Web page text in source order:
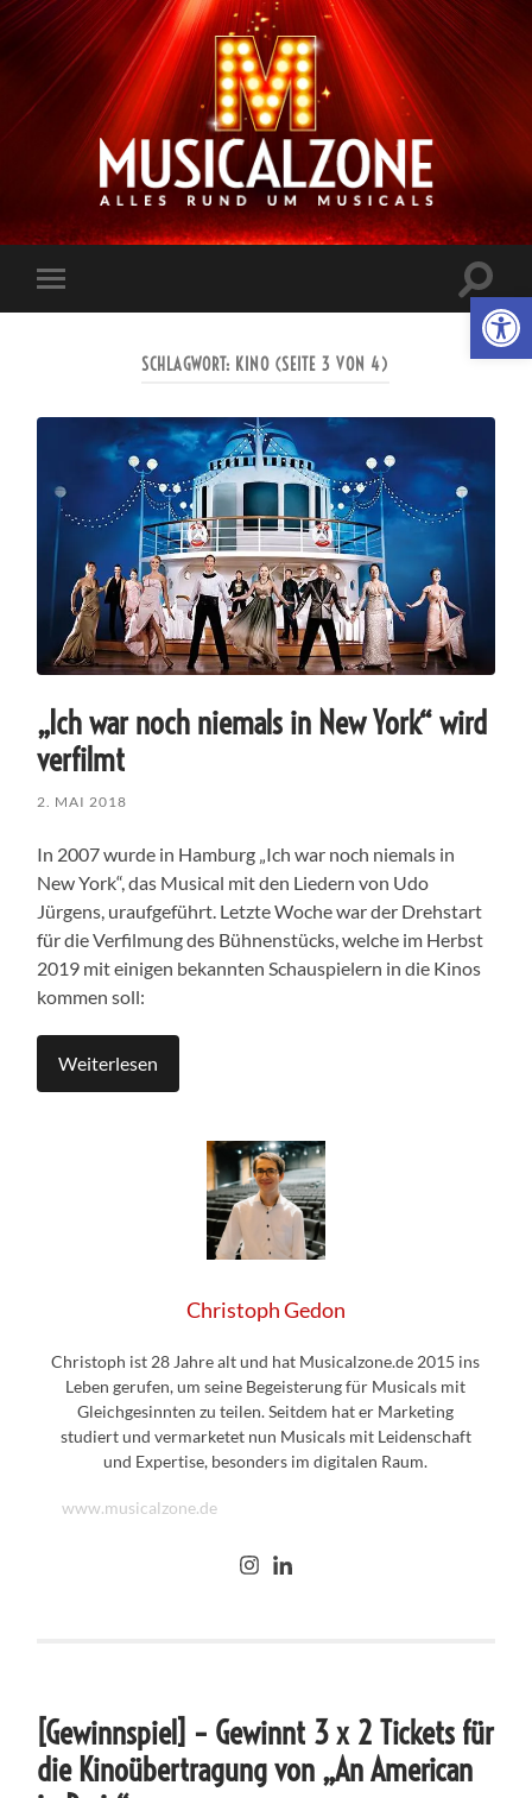
Musicalzone.de
Mobile-
Menü
ein-/
SCHLAGWORT: KINO (SEITE 3 VON 4)
„Ich war noch niemals in New York“ wird
verfilmt
2. MAI 2018
In 2007 wurde in Hamburg „Ich war noch niemals in
New York“, das Musical mit den Liedern von Udo
Jürgens, uraufgeführt. Letzte Woche war der Drehstart
für die Verfilmung des Bühnenstücks, welche im Herbst
2019 mit einigen bekannten Schauspielern in die Kinos
kommen soll:
Weiterlesen
Christoph Gedon
Christoph ist 28 Jahre alt und hat Musicalzone.de 2015 ins
Leben gerufen, um seine Begeisterung für Musicals mit
Gleichgesinnten zu teilen. Seitdem hat er Marketing
studiert und vermarketet nun Musicals mit Leidenschaft
und Expertise, besonders im digitalen Raum.
www.musicalzone.de
[Gewinnspiel] – Gewinnt 3 x 2 Tickets für
die Kinoübertragung von „An American